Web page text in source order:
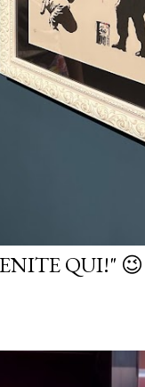
QUI!" 😉